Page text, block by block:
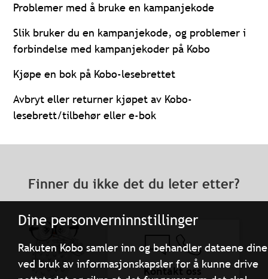
Dine personverninnstillinger
Rakuten Kobo samler inn og behandler dataene dine
ved bruk av informasjonskapsler for å kunne drive
Problemer med å bruke en kampanjekode
Slik bruker du en kampanjekode, og problemer i
forbindelse med kampanjekoder på Kobo
Kjøpe en bok på Kobo-lesebrettet
Avbryt eller returner kjøpet av Kobo-
lesebrett/tilbehør eller e-bok
Finner du ikke det du leter etter?
Kontakt oss